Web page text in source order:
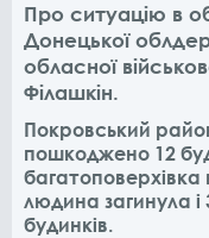
Про ситуацію в
Донецької
обласної
Філашкін.
Покровський
пошкоджено 12
багатоповерхівка
людина загинула
будинків.